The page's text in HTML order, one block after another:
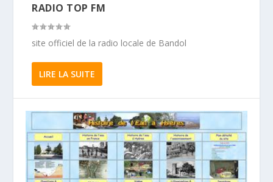
RADIO TOP FM
site officiel de la radio locale de Bandol
LIRE LA SUITE